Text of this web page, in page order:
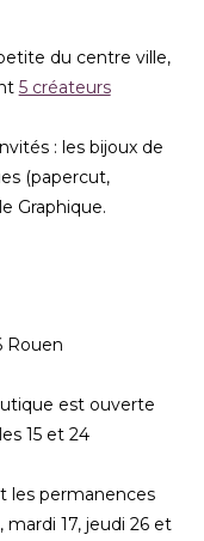
du centre ville,
5 créateurs
: les bijoux de
(papercut,
Graphique.
Rouen
est ouverte
15 et 24
les permanences
mardi 17, jeudi 26 et